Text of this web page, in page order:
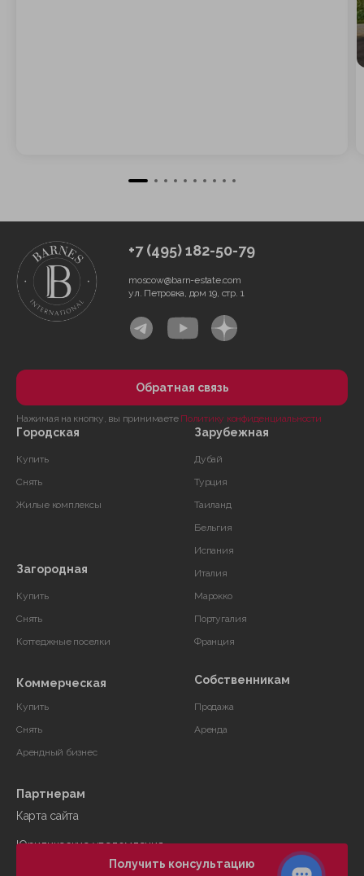
Получить консультацию
Карта сайта
Юридические уведомления
Городская
Купить
Снять
Жилые комплексы
Загородная
Купить
Снять
Коттеджные поселки
Зарубежная
Дубай
Турция
Таиланд
Бельгия
Испания
Италия
Марокко
Португалия
Франция
Коммерческая
Купить
Снять
Арендный бизнес
Собственникам
Продажа
Аренда
Партнерам
+7 (495) 182-50-79
moscow@barn-estate.com
ул. Петровка, дом 19, стр. 1
Обратная связь
Нажимая на кнопку, вы принимаете Политику конфиденциальности